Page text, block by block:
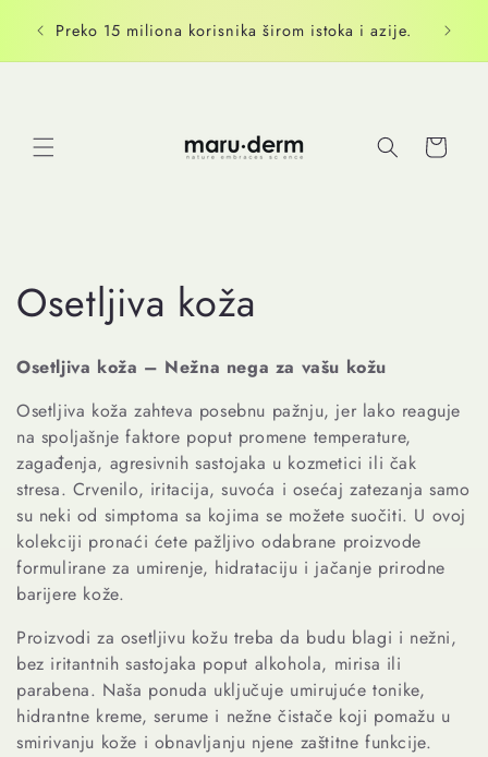
sadržaj
Preko 15 miliona korisnika širom istoka i azije.
Korpa
C
o
l
l
e
c
t
i
o
n
Osetljiva koža
Osetljiva koža – Nežna nega za vašu kožu
Osetljiva koža zahteva posebnu pažnju, jer lako reaguje
na spoljašnje faktore poput promene temperature,
zagađenja, agresivnih sastojaka u kozmetici ili čak
stresa. Crvenilo, iritacija, suvoća i osećaj zatezanja samo
su neki od simptoma sa kojima se možete suočiti. U ovoj
kolekciji pronaći ćete pažljivo odabrane proizvode
formulirane za umirenje, hidrataciju i jačanje prirodne
barijere kože.
Proizvodi za osetljivu kožu treba da budu blagi i nežni,
bez iritantnih sastojaka poput alkohola, mirisa ili
parabena. Naša ponuda uključuje umirujuće tonike,
hidrantne kreme, serume i nežne čistače koji pomažu u
smirivanju kože i obnavljanju njene zaštitne funkcije.